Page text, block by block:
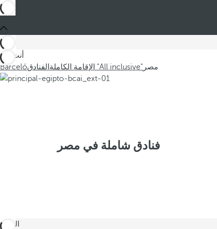
أنت في
Barcelóالفنادق الإقامة الكاملة "All inclusive" مصر
فنادق شاملة في مصر
العودة